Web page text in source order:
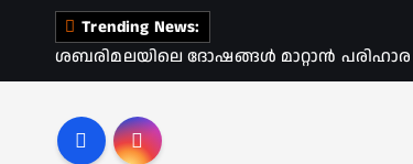
Trending News:
ശബരിമലയിലെ ദോഷങ്ങൾ മാറ്റാൻ